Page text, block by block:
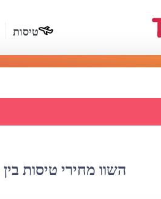
טיסות
השוו מחירי טיסות